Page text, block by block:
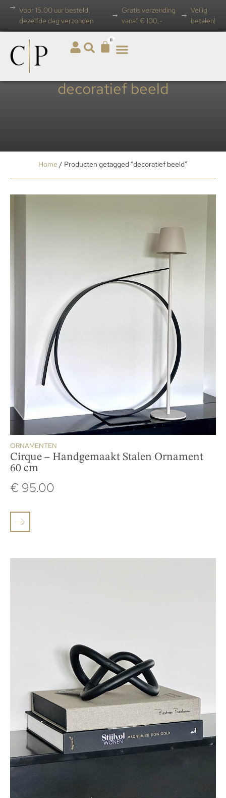
Voor 15.00 uur besteld,
dezelfde dag verzonden
Gratis verzending
vanaf € 100,-
Veilig
betalen!
0
decoratief beeld
Home / Producten getagged “decoratief beeld”
ORNAMENTEN
Cirque – Handgemaakt Stalen Ornament
60 cm
€ 95.00